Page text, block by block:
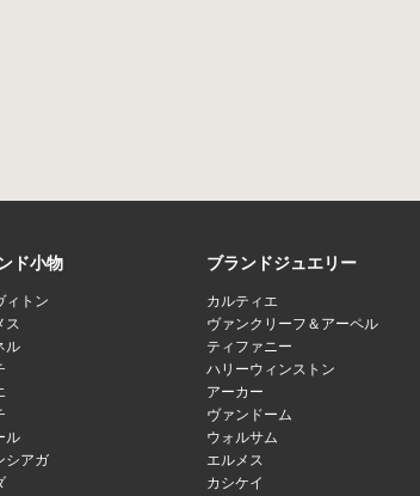
ド小物
ィトン
ス
ル
ル
シアガ
ブランドジュエリー
カルティエ
ヴァンクリーフ＆アーペル
ティファニー
ハリーウィンストン
アーカー
ヴァンドーム
ウォルサム
エルメス
カシケイ